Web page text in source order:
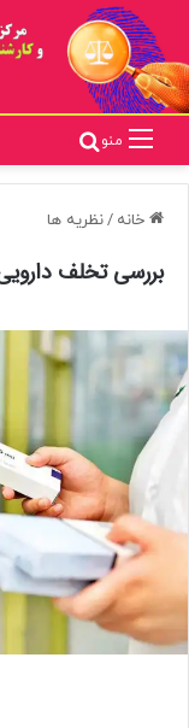
منو
خانه /نظریه ها
بررسی تخلف